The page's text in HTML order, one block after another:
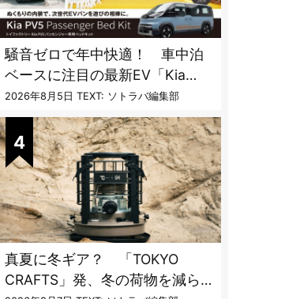
騒音ゼロで年中快適！ 車中泊
ベースに注目の最新EV「Kia
PV5」専用ベッドキット登場
2026年8月5日 TEXT: ソトラバ編集部
真夏に冬ギア？ 「TOKYO
CRAFTS」発、冬の荷物を減らす